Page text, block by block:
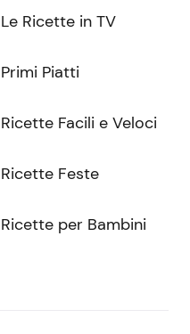
Le Ricette in TV
Primi Piatti
Ricette Facili e Veloci
Ricette Feste
Ricette per Bambini